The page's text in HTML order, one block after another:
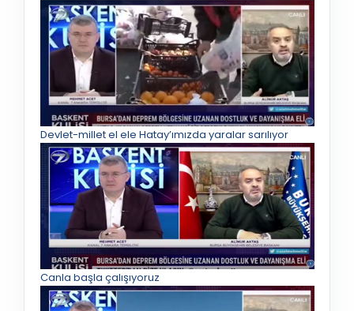
Devlet-millet el ele Hatay’ımızda yaralar sarılıyor
Canla başla çalışıyoruz